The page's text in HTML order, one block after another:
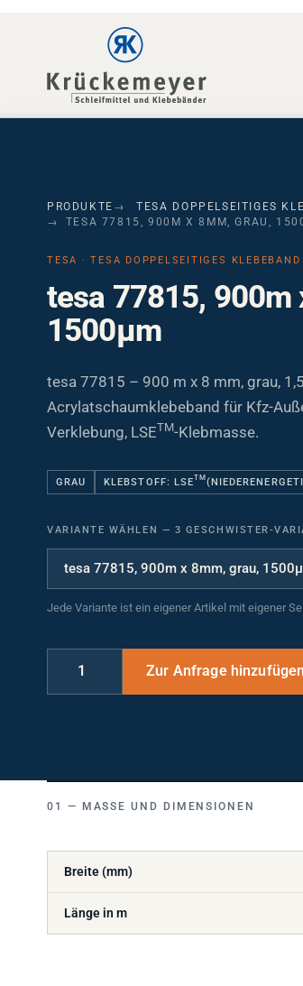
TESA 77815, 900M X 8MM, GRAU,
tesa 77815, 900m
1500µm
tesa 77815 – 900 m x 8 mm, grau,
Acrylatschaumklebeband für Kfz-
Verklebung, LSETM -Klebmasse.
GRAU KLEBSTOFF: LSETM
VARIANTE WÄHLEN
Jede Variante ist ein eigener Artikel mit eigener
MASSE UND DIMENSIONEN
Breite (mm)
Länge in m